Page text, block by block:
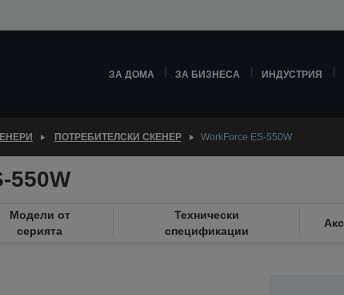
ЗА ДОМА ЗА БИЗНЕСА ИНДУСТРИЯ
ПОТРЕБИТЕЛСКИ СКЕНЕР WorkForce ES-550W
550W
Модели от
серията
Технически
спецификации